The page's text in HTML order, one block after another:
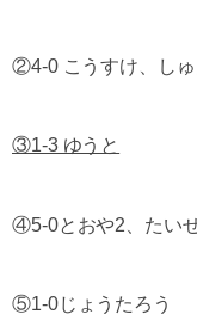
②4-0 こうすけ、し
③1-3 ゆうと
④5-0とおや2、たい
⑤1-0じょうたろう